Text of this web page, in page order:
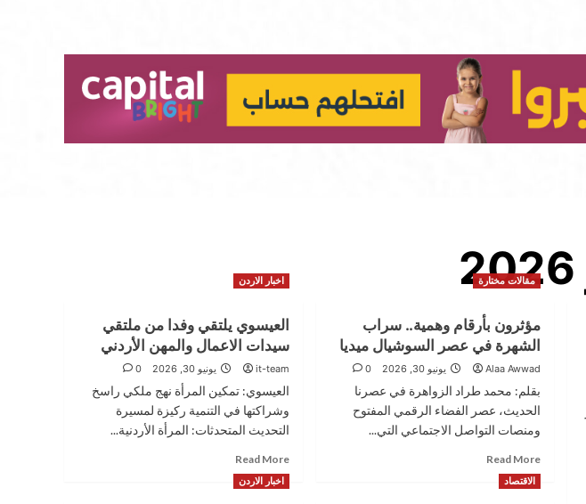
مقالات مختارة
مؤثرون بأرقام وهمية.. سراب
الشهرة في عصر السوشيال ميديا
Alaa Awwad يونيو 30, 2026 0
بقلم: محمد طراد الزواهرة في عصرنا
الحديث، عصر الفضاء الرقمي المفتوح
ومنصات التواصل الاجتماعي التي...
Read More
Read
اخبار الاردن
العيسوي يلتقي وفدا من ملتقي
سيدات الاعمال والمهن الأردني
it-team يونيو 30, 2026 0
العيسوي: تمكين المرأة نهج ملكي راسخ
وشراكتها في التنمية ركيزة لمسيرة
التحديث المتحدثات: المرأة الأردنية...
Read More
more
about
الاقتصاد اخبار الاردن